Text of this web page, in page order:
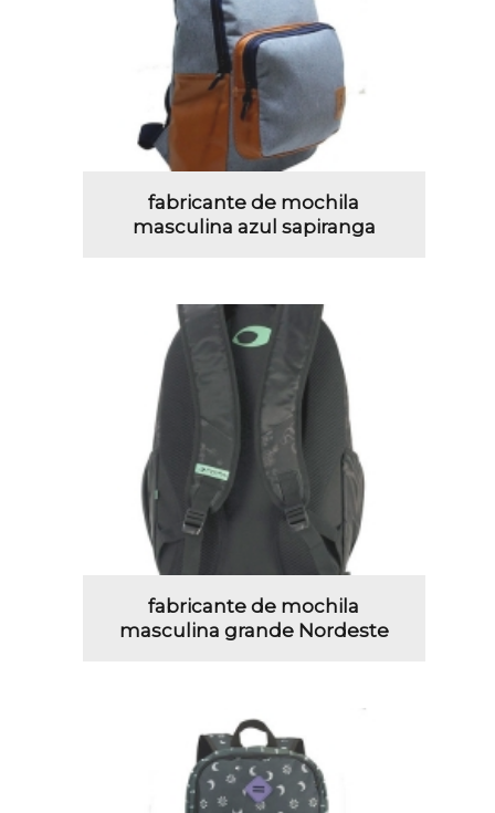
fabricante de mochila
masculina azul sapiranga
fabricante de mochila
masculina grande Nordeste